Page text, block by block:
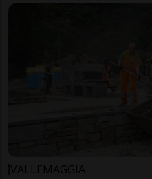
VALLEMAGGIA